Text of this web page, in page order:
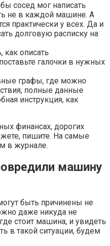
сосед мог написать
не в каждой машине. А
практически у всех. Да и
долговую расписку на
описать
галочки в нужных
графы, где можно
полные данные
инструкция, как
финансах, дорогих
пишите. На самые
в журнале.
машину
быть причинены не
даже никуда не
стоит машина, и увидеть
в такой ситуации, будем